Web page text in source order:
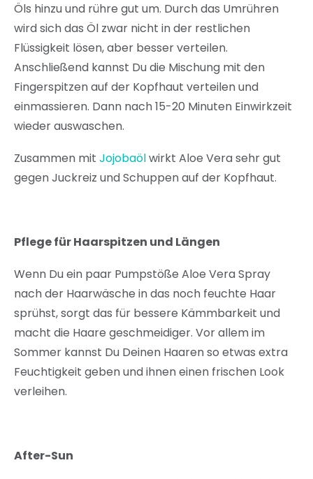
Öls hinzu und rühre gut um. Durch das Umrühren
wird sich das Öl zwar nicht in der restlichen
Flüssigkeit lösen, aber besser verteilen.
Anschließend kannst Du die Mischung mit den
Fingerspitzen auf der Kopfhaut verteilen und
einmassieren. Dann nach 15-20 Minuten Einwirkzeit
wieder auswaschen.
Zusammen mit Jojobaölwirkt Aloe Vera sehr gut
gegen Juckreiz und Schuppen auf der Kopfhaut.
Pflege für Haarspitzen und Längen
Wenn Du ein paar Pumpstöße Aloe Vera Spray
nach der Haarwäsche in das noch feuchte Haar
sprühst, sorgt das für bessere Kämmbarkeit und
macht die Haare geschmeidiger. Vor allem im
Sommer kannst Du Deinen Haaren so etwas extra
Feuchtigkeit geben und ihnen einen frischen Look
verleihen.
After-Sun